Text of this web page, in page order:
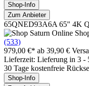
Shop-Info
Zum Anbieter
65QNED93A6A 65" 4K
(533)
979,00 €* ab 39,90 €
Lieferzeit: Lieferung in 3 -
30 Tage kostenfreie
Shop-Info